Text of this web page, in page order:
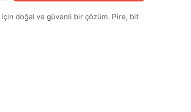
doğal ve güvenli bir çözüm. Pire, bit